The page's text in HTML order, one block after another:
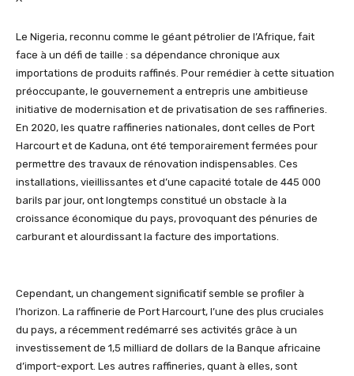
Le Nigeria, reconnu comme le géant pétrolier de l’Afrique, fait
face à un défi de taille : sa dépendance chronique aux
importations de produits raffinés. Pour remédier à cette situation
préoccupante, le gouvernement a entrepris une ambitieuse
initiative de modernisation et de privatisation de ses raffineries.
En 2020, les quatre raffineries nationales, dont celles de Port
Harcourt et de Kaduna, ont été temporairement fermées pour
permettre des travaux de rénovation indispensables. Ces
installations, vieillissantes et d’une capacité totale de 445 000
barils par jour, ont longtemps constitué un obstacle à la
croissance économique du pays, provoquant des pénuries de
carburant et alourdissant la facture des importations.
Cependant, un changement significatif semble se profiler à
l’horizon. La raffinerie de Port Harcourt, l’une des plus cruciales
du pays, a récemment redémarré ses activités grâce à un
investissement de 1,5 milliard de dollars de la Banque africaine
d’import-export. Les autres raffineries, quant à elles, sont